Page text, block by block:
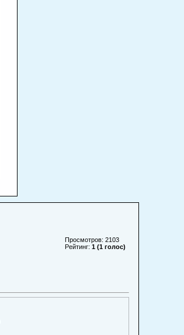
Просмотров: 2103
Рейтинг: 1 (1 голос)